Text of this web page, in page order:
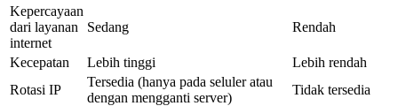
Kepercayaan
dari layanan
internet
Sedang Rendah
Kecepatan Lebih tinggi
Lebih rendah
Rotasi IP
Tersedia (hanya pada seluler atau
dengan mengganti server)
Tidak tersedia